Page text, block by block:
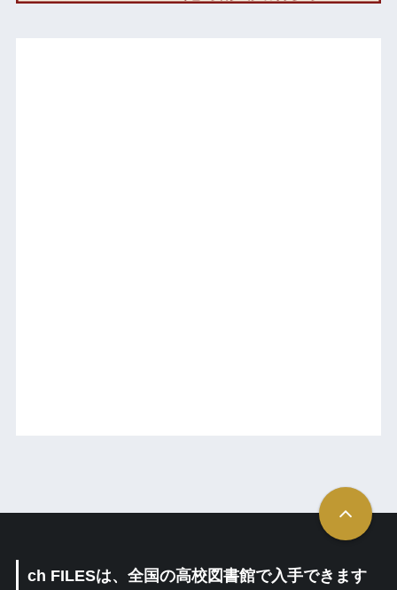
ch FILESは、全国の高校図書館で入手できます